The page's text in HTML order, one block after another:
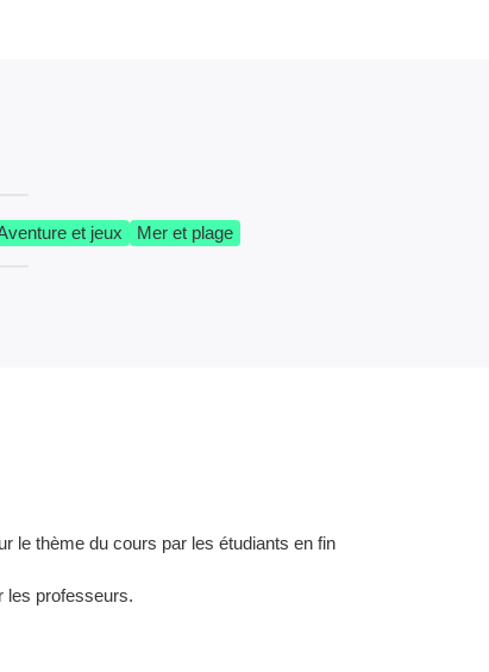
et jeux Mer et plage
le thème du cours par les étudiants en fin
les professeurs.